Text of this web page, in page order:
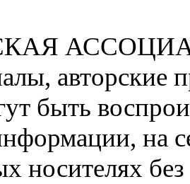
авторские
быть
на
носителях